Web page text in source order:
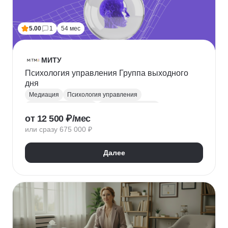
5.00 1 54 мес
МИТУ
Психология управления Группа выходного
дня
Медиация
Психология управления
Социальная психология
Психодиагностика
Психология личности
Психология общения
Психиатрия
от 12 500 ₽/мес
или сразу 675 000 ₽
Далее